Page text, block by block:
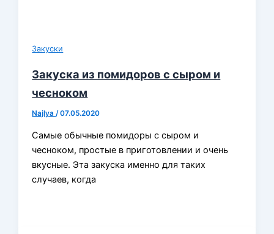
Закуски
Закуска из помидоров с сыром и
чесноком
Najlya/07.05.2020
Самые обычные помидоры с сыром и
чесноком, простые в приготовлении и очень
вкусные. Эта закуска именно для таких
случаев, когда